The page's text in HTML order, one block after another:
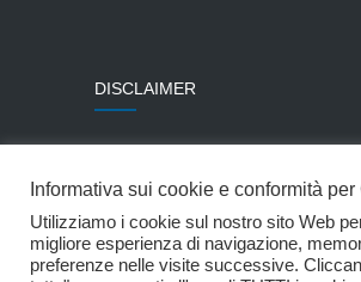
DISCLAIMER
concessione della Colombo
© Mpartner Srl
Informativa sui cookie e conformità
Utilizziamo i cookie sul nostro sito Web
migliore esperienza di navigazione,
preferenze nelle visite successive.